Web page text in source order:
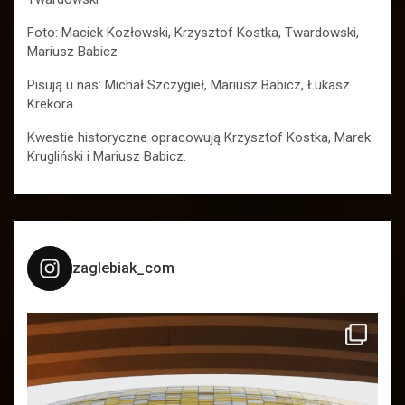
Foto: Maciek Kozłowski, Krzysztof Kostka, Twardowski,
Mariusz Babicz
Pisują u nas: Michał Szczygieł, Mariusz Babicz, Łukasz
Krekora.
Kwestie historyczne opracowują Krzysztof Kostka, Marek
Krugliński i Mariusz Babicz.
zaglebiak_com